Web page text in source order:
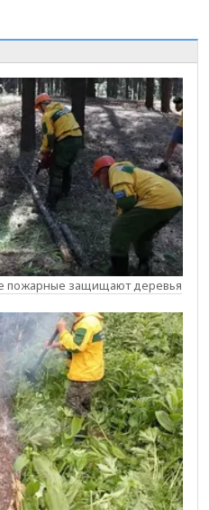
пожарные защищают деревья